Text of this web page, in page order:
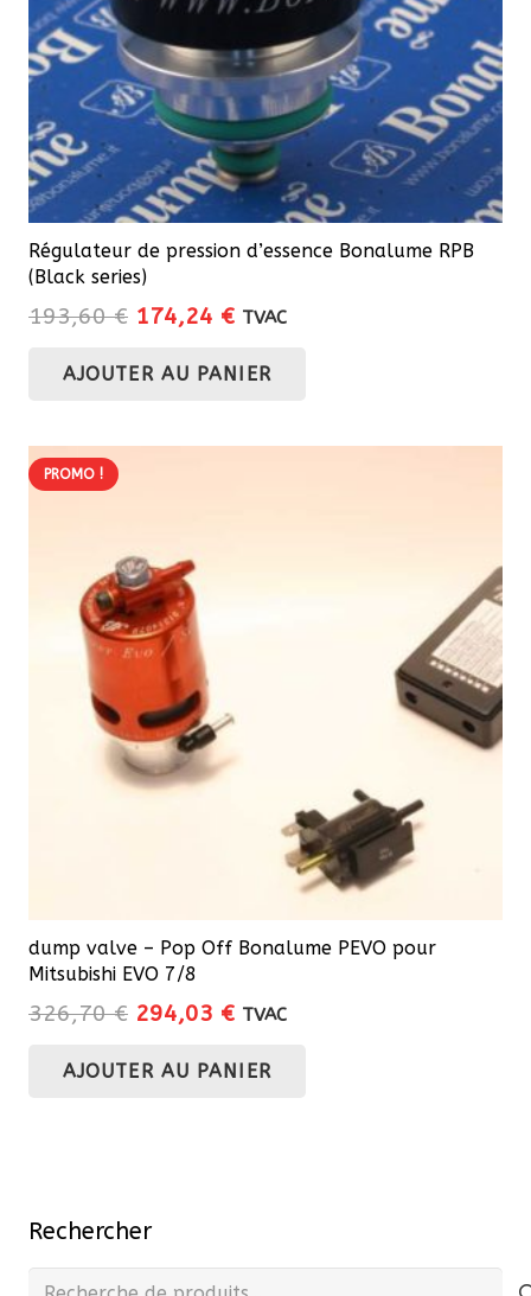
Régulateur de pression d’essence Bonalume RPB
(Black series)
193,60€ Le
initial
174,24 €Le
actuel
TVAC
AJOUTER AU PANIER
PROMO !
dump valve – Pop Off Bonalume PEVO pour
Mitsubishi EVO 7/8
326,70€ Le
initial
294,03 €Le
actuel
TVAC
AJOUTER AU PANIER
Rechercher
Recherche